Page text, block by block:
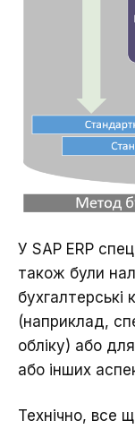
У SAP ERP
також були
бухгалтерські
(наприклад,
обліку) або
або інших
Технічно, все